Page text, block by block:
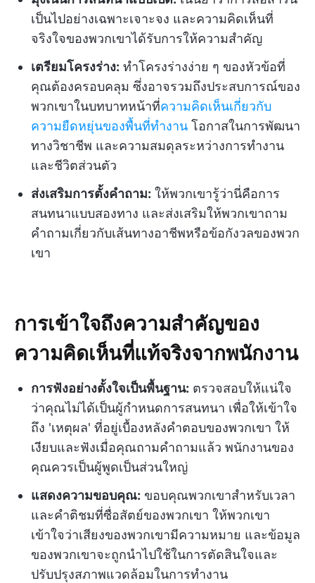
เป็นไปอย่างเฉพาะเจาะจง และความคิดเห็นที่
จริงใจของพวกเขาได้รับการให้ความสำคัญ
เตรียมโครงร่าง: ทำโครงร่างง่าย ๆ ของหัวข้อที่
คุณต้องครอบคลุม ซึ่งอาจรวมถึงประสบการณ์ของ
พวกเขาในบทบาทหน้าที่ความคิดเห็นเกี่ยวกับ
ความยืดหยุ่นของพื้นที่ทำงาน โอกาสในการพัฒนา
ทางวิชาชีพ และความสมดุลระหว่างการทำงาน
และชีวิตส่วนตัว
ส่งเสริมการตั้งคำถาม: ให้พวกเขารู้ว่านี่คือการ
สนทนาแบบสองทาง และส่งเสริมให้พวกเขาถาม
คำถามเกี่ยวกับเส้นทางอาชีพหรือข้อกังวลของพวก
เขา
การเข้าใจถึงความสำคัญของ
ความคิดเห็นที่แท้จริงจากพนักงาน
การฟังอย่างตั้งใจเป็นพื้นฐาน: ตรวจสอบให้แน่ใจ
ว่าคุณไม่ได้เป็นผู้กำหนดการสนทนา เพื่อให้เข้าใจ
ถึง 'เหตุผล' ที่อยู่เบื้องหลังคำตอบของพวกเขา ให้
เงียบและฟังเมื่อคุณถามคำถามแล้ว พนักงานของ
คุณควรเป็นผู้พูดเป็นส่วนใหญ่
แสดงความขอบคุณ: ขอบคุณพวกเขาสำหรับเวลา
และคำติชมที่ซื่อสัตย์ของพวกเขา ให้พวกเขา
เข้าใจว่าเสียงของพวกเขามีความหมาย และข้อมูล
ของพวกเขาจะถูกนำไปใช้ในการตัดสินใจและ
ปรับปรุงสภาพแวดล้อมในการทำงาน